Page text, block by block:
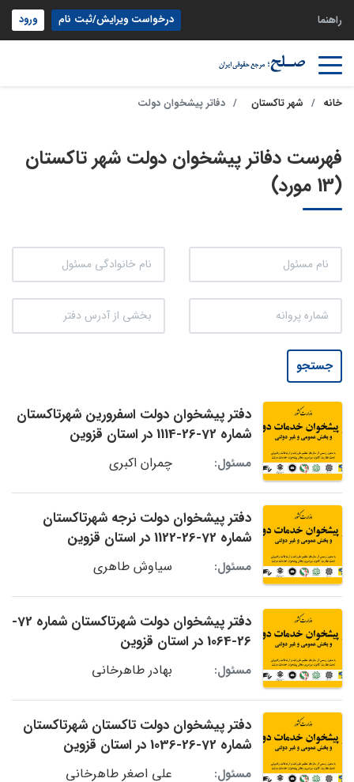
راهنما درخواست ویرایش/ثبت نام ورود
خانه شهر تاکستان دفاتر پیشخوان دولت
فهرست دفاتر پیشخوان دولت شهر تاکستان
(13 مورد)
جستجو
دفتر پیشخوان دولت اسفرورین شهرتاکستان
شماره 72-26-1114 در استان قزوین
مسئول: چمران اکبری
دفتر پیشخوان دولت نرجه شهرتاکستان
شماره 72-26-1122 در استان قزوین
مسئول: سیاوش طاهری
دفتر پیشخوان دولت شهرتاکستان شماره 72-
26-1064 در استان قزوین
مسئول: بهادر طاهرخانی
دفتر پیشخوان دولت تاکستان شهرتاکستان
شماره 72-26-1036 در استان قزوین
مسئول: علی اصغر طاهرخانی